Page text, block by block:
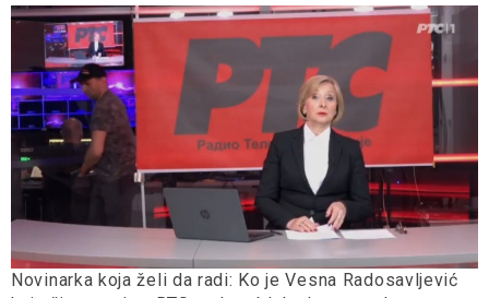
Novinarka koja želi da radi: Ko je Vesna Radosavljević